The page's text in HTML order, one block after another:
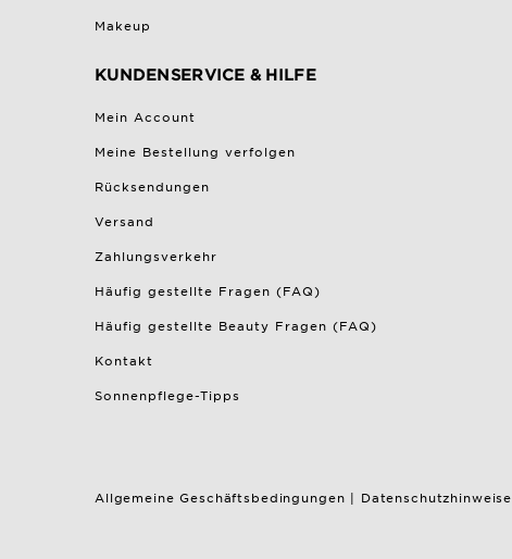
Makeup
KUNDENSERVICE & HILFE
Mein Account
Meine Bestellung verfolgen
Rücksendungen
Versand
Zahlungsverkehr
Häufig gestellte Fragen (FAQ)
Häufig gestellte Beauty Fragen (FAQ)
Kontakt
Sonnenpflege-Tipps
Allgemeine Geschäftsbedingungen Datenschutzhinweise